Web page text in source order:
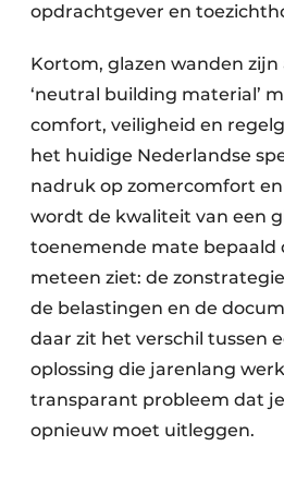
opdrachtgever en
Kortom, glazen wanden zijn
‘neutral building material’
comfort, veiligheid en
het huidige Nederlandse
nadruk op zomercomfort
wordt de kwaliteit van een
toenemende mate bepaald
meteen ziet: de
de belastingen en de
daar zit het verschil tussen
oplossing die jarenlang
transparant probleem dat
opnieuw moet uitleggen.